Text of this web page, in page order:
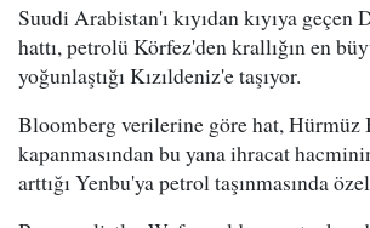
Suudi Arabistan'ı kıyıdan kıyıya geçen
hattı, petrolü Körfez'den krallığın en
yoğunlaştığı Kızıldeniz'e taşıyor.
Bloomberg verilerine göre hat, Hürmüz
kapanmasından bu yana ihracat
arttığı Yenbu'ya petrol taşınmasında